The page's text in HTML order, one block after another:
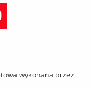
wykonana przez